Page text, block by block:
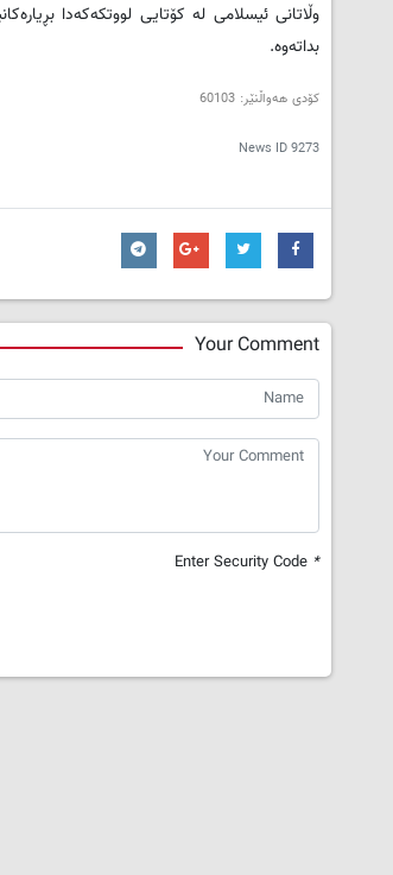
وڵاتانی ئیسلامی له‌ كۆتایی لووتكه‌كه‌دا
بداته‌وه‌.
کۆدی هه‌واڵنێر: 60103
News ID9273
Your Comment
*